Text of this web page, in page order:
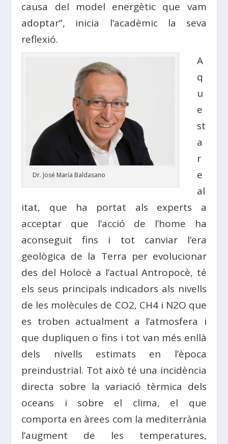
causa del model energètic que vam
adoptar”, inicia l’acadèmic la seva
reflexió.
Dr. José María Baldasano
A
q
u
e
st
a
r
e
al
itat, que ha portat als experts a
acceptar que l’acció de l’home ha
aconseguit fins i tot canviar l’era
geològica de la Terra per evolucionar
des del Holocè a l’actual Antropocè, té
els seus principals indicadors als nivells
de les molècules de CO2, CH4 i N2O que
es troben actualment a l’atmosfera i
que dupliquen o fins i tot van més enllà
dels nivells estimats en l’època
preindustrial. Tot això té una incidència
directa sobre la variació tèrmica dels
oceans i sobre el clima, el que
comporta en àrees com la mediterrània
l’augment de les temperatures,